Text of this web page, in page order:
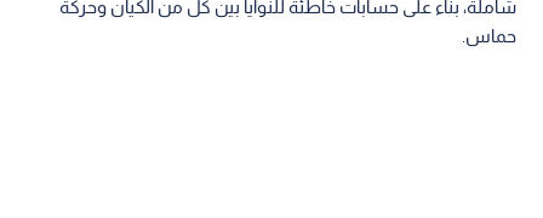
شاملة، بناء على حسابات خاطئة للنوايا بين كل من الكيان وحركة
حماس.